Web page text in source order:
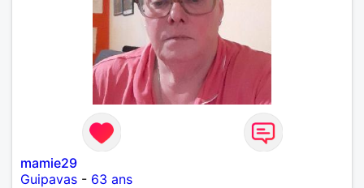
mamie29
Guipavas - 63 ans